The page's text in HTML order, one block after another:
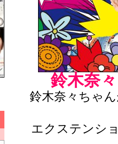
鈴木奈
鈴木奈々ちゃ
エクステンシ